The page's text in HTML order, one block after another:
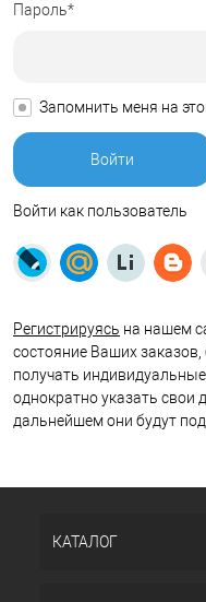
Пароль*
Запомнить меня на
Войти как пользователь
Регистрируясь на нашем
состояние Ваших
получать
однократно указать свои
дальнейшем они будут
КАТАЛОГ